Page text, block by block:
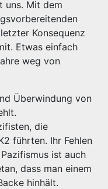
uns. Mit dem
Konsequenz
Etwas einfach
weg von
Überwindung von
die
führten. Ihr Fehlen
ist auch
dass man einem
hinhält.